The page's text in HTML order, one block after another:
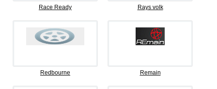
Race Ready Rays volk
Redbourne Remain